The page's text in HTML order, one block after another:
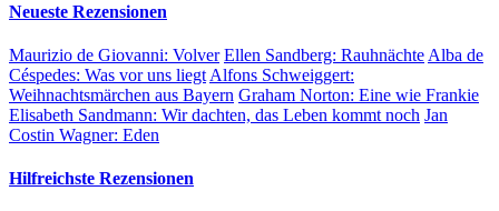
Neueste Rezensionen
Maurizio de Giovanni: Volver Ellen Sandberg: Rauhnächte Alba de
Céspedes: Was vor uns liegt Alfons Schweiggert:
Weihnachtsmärchen aus Bayern Graham Norton: Eine wie Frankie
Elisabeth Sandmann: Wir dachten, das Leben kommt noch Jan
Costin Wagner: Eden
Hilfreichste Rezensionen